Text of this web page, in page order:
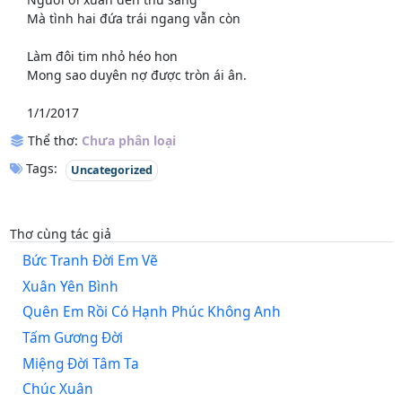
Mà tình hai đứa trái ngang vẫn còn
Làm đôi tim nhỏ héo hon
Mong sao duyên nợ được tròn ái ân.
1/1/2017
Thể thơ: Chưa phân loại
Tags:
Uncategorized
Thơ cùng tác giả
Bức Tranh Đời Em Vẽ
Xuân Yên Bình
Quên Em Rồi Có Hạnh Phúc Không Anh
Tấm Gương Đời
Miệng Đời Tâm Ta
Chúc Xuân